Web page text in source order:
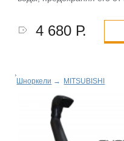
4 680 Р.
Шноркели → MITSUBISHI